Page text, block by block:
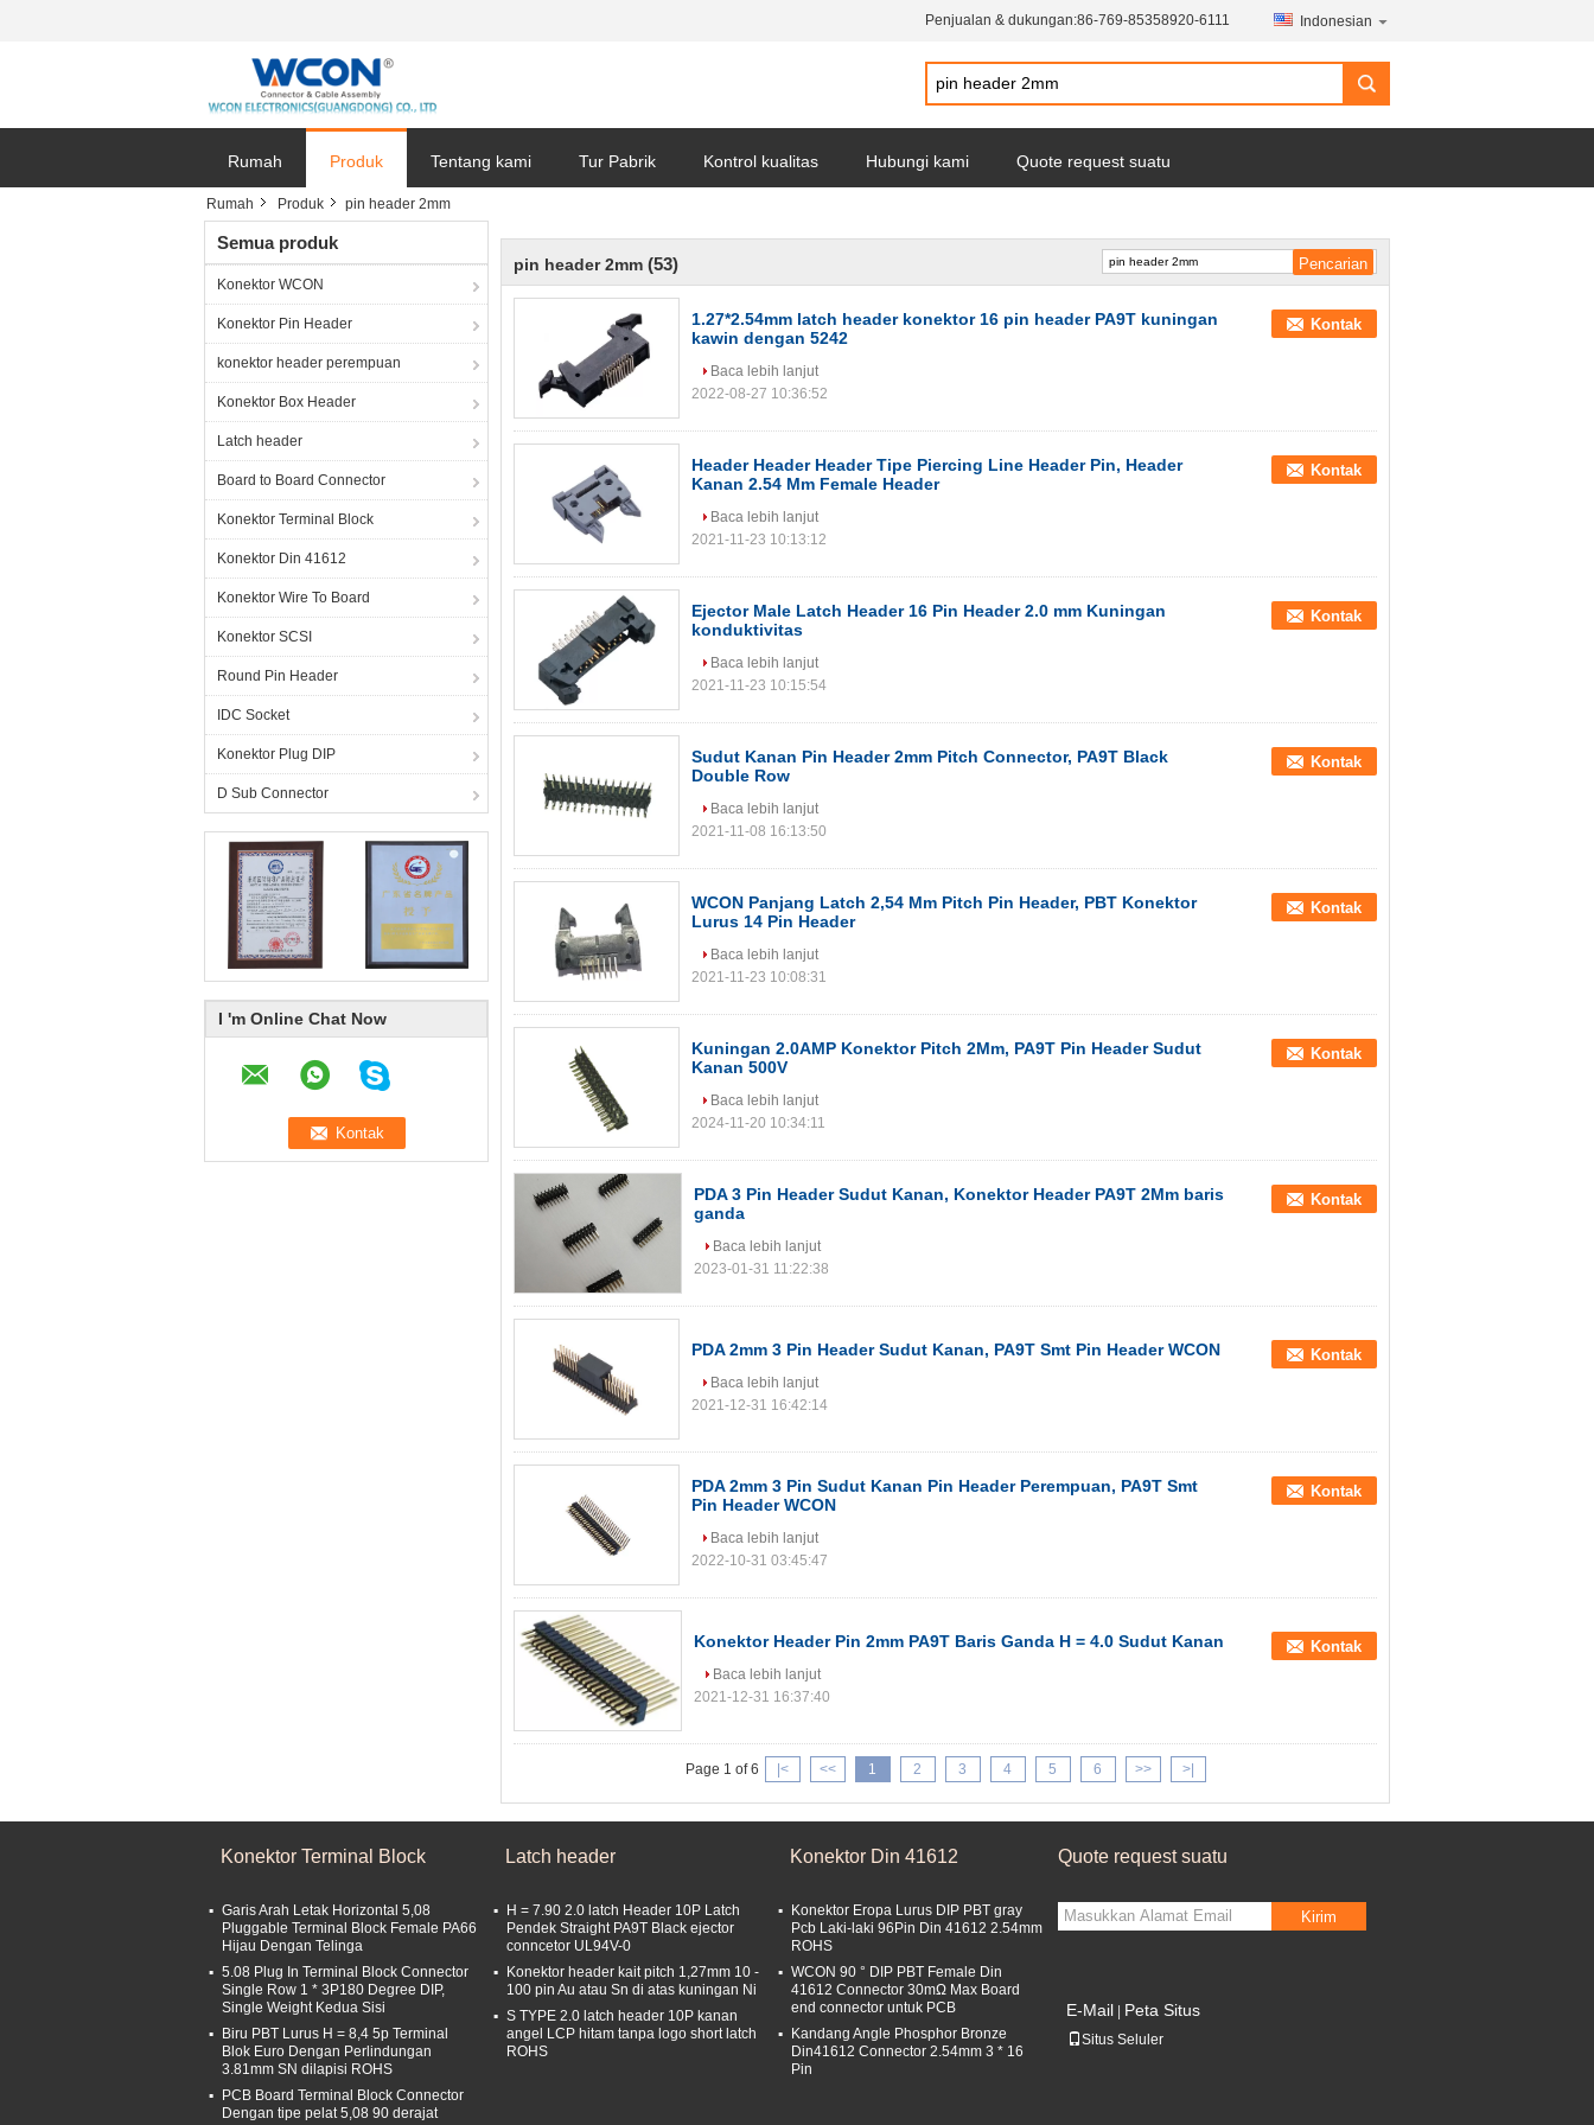
Penjualan & dukungan:86-769-85358920-6111 Indonesian
Rumah Produk Tentang kami Tur Pabrik Kontrol kualitas Hubungi kami Quote request suatu
Rumah Produk pin header 2mm
Semua produk
Konektor WCON
Konektor Pin Header
konektor header perempuan
Konektor Box Header
Latch header
Board to Board Connector
Konektor Terminal Block
Konektor Din 41612
Konektor Wire To Board
Konektor SCSI
Round Pin Header
IDC Socket
Konektor Plug DIP
D Sub Connector
I 'm Online Chat Now
pin header 2mm (53)
1.27*2.54mm latch header konektor 16 pin header PA9T kuningan
kawin dengan 5242
Kontak
Baca lebih lanjut
2022-08-27 10:36:52
Header Header Header Tipe Piercing Line Header Pin, Header
Kanan 2.54 Mm Female Header
Kontak
Baca lebih lanjut
2021-11-23 10:13:12
Ejector Male Latch Header 16 Pin Header 2.0 mm Kuningan
konduktivitas
Kontak
Baca lebih lanjut
2021-11-23 10:15:54
Sudut Kanan Pin Header 2mm Pitch Connector, PA9T Black
Double Row
Kontak
Baca lebih lanjut
2021-11-08 16:13:50
WCON Panjang Latch 2,54 Mm Pitch Pin Header, PBT Konektor
Lurus 14 Pin Header
Kontak
Baca lebih lanjut
2021-11-23 10:08:31
Kuningan 2.0AMP Konektor Pitch 2Mm, PA9T Pin Header Sudut
Kanan 500V
Kontak
Baca lebih lanjut
2024-11-20 10:34:11
PDA 3 Pin Header Sudut Kanan, Konektor Header PA9T 2Mm baris
ganda
Kontak
Baca lebih lanjut
2023-01-31 11:22:38
PDA 2mm 3 Pin Header Sudut Kanan, PA9T Smt Pin Header WCON Kontak
Baca lebih lanjut
2021-12-31 16:42:14
PDA 2mm 3 Pin Sudut Kanan Pin Header Perempuan, PA9T Smt
Pin Header WCON
Kontak
Baca lebih lanjut
2022-10-31 03:45:47
Konektor Header Pin 2mm PA9T Baris Ganda H = 4.0 Sudut Kanan Kontak
Baca lebih lanjut
2021-12-31 16:37:40
Page 1 of 6 |< << 1 2 3 4 5 6 >> >|
Konektor Terminal Block
Garis Arah Letak Horizontal 5,08
Pluggable Terminal Block Female PA66
Hijau Dengan Telinga
5.08 Plug In Terminal Block Connector
Single Row 1 * 3P180 Degree DIP,
Single Weight Kedua Sisi
Biru PBT Lurus H = 8,4 5p Terminal
Blok Euro Dengan Perlindungan
3.81mm SN dilapisi ROHS
PCB Board Terminal Block Connector
Dengan tipe pelat 5,08 90 derajat
Latch header
H = 7.90 2.0 latch Header 10P Latch
Pendek Straight PA9T Black ejector
conncetor UL94V-0
Konektor header kait pitch 1,27mm 10 -
100 pin Au atau Sn di atas kuningan Ni
S TYPE 2.0 latch header 10P kanan
angel LCP hitam tanpa logo short latch
ROHS
Konektor Din 41612
Konektor Eropa Lurus DIP PBT gray
Pcb Laki-laki 96Pin Din 41612 2.54mm
ROHS
WCON 90 ° DIP PBT Female Din
41612 Connector 30mΩ Max Board
end connector untuk PCB
Kandang Angle Phosphor Bronze
Din41612 Connector 2.54mm 3 * 16
Pin
Quote request suatu
Kirim
E-Mail Peta Situs
Situs Seluler